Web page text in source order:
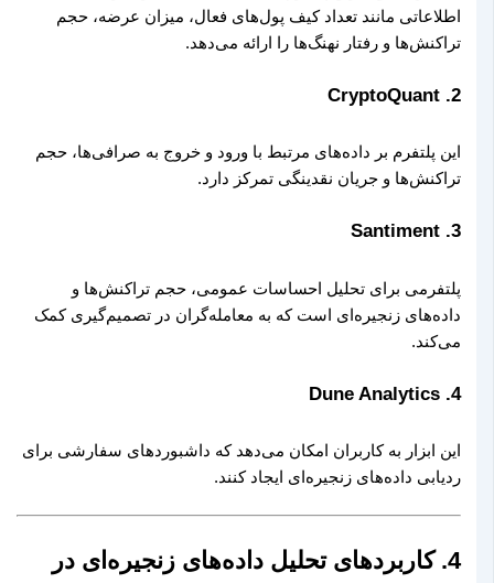
اطلاعاتی مانند تعداد کیف پول‌های فعال، میزان عرضه، حجم
تراکنش‌ها و رفتار نهنگ‌ها را ارائه می‌دهد.
2.
CryptoQuant
این پلتفرم بر داده‌های مرتبط با ورود و خروج به صرافی‌ها، حجم
تراکنش‌ها و جریان نقدینگی تمرکز دارد.
3.
Santiment
پلتفرمی برای تحلیل احساسات عمومی، حجم تراکنش‌ها و
داده‌های زنجیره‌ای است که به معامله‌گران در تصمیم‌گیری کمک
می‌کند.
4.
Dune Analytics
این ابزار به کاربران امکان می‌دهد که داشبوردهای سفارشی برای
ردیابی داده‌های زنجیره‌ای ایجاد کنند.
4. کاربردهای تحلیل داده‌های زنجیره‌ای در